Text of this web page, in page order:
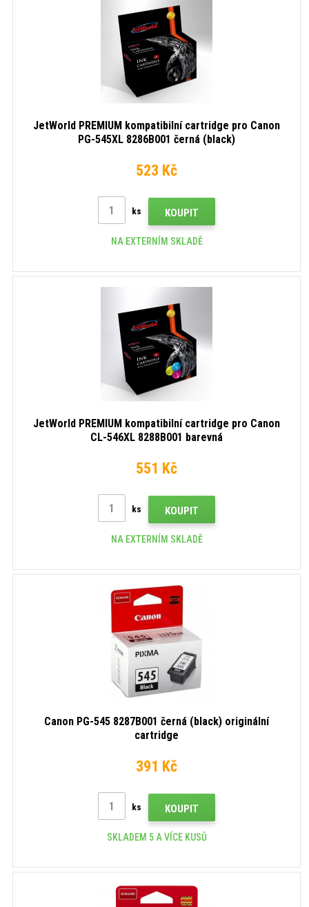
JetWorld PREMIUM kompatibilní cartridge pro Canon
PG-545XL 8286B001 černá (black)
523 Kč
ks KOUPIT
NA EXTERNÍM SKLADĚ
JetWorld PREMIUM kompatibilní cartridge pro Canon
CL-546XL 8288B001 barevná
551 Kč
ks KOUPIT
NA EXTERNÍM SKLADĚ
Canon PG-545 8287B001 černá (black) originální
cartridge
391 Kč
ks KOUPIT
SKLADEM 5 A VÍCE KUSŮ